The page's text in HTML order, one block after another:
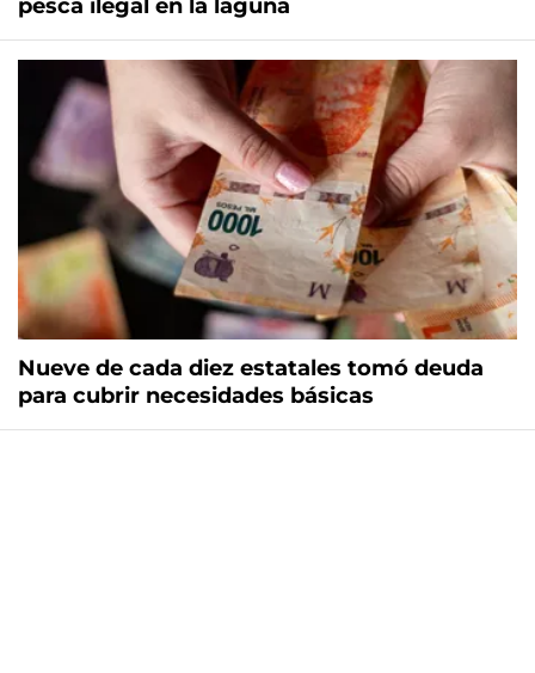
pesca ilegal en la laguna
Nueve de cada diez estatales tomó deuda
para cubrir necesidades básicas